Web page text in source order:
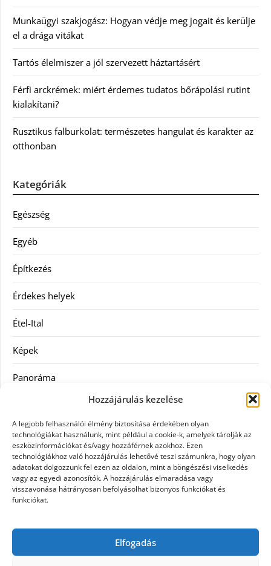
Hozzájárulás kezelése
A legjobb felhasználói élmény biztosítása érdekében olyan
technológiákat használunk, mint például a cookie-k, amelyek tárolják az
eszközinformációkat és/vagy hozzáférnek azokhoz. Ezen
technológiákhoz való hozzájárulás lehetővé teszi számunkra, hogy olyan
adatokat dolgozzunk fel ezen az oldalon, mint a böngészési viselkedés
vagy az egyedi azonosítók. A hozzájárulás elmaradása vagy
visszavonása hátrányosan befolyásolhat bizonyos funkciókat és
funkciókat.
Elfogadás
Munkaügyi szakjogász: Hogyan védje meg jogait és kerülje
el a drága vitákat
Tartós élelmiszer a jól szervezett háztartásért
Férfi arckrémek: miért érdemes tudatos bőrápolási rutint
kialakítani?
Rusztikus falburkolat: természetes hangulat és karakter az
otthonban
Kategóriák
Egészség
Egyéb
Építkezés
Érdekes helyek
Étel-Ital
Képek
Panoráma
Szolgáltatás
Vásárlás
Webáruházak
gin árak